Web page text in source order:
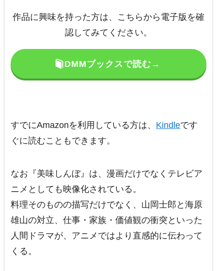
作品に興味を持った方は、こちらから電子版を確
認してみてください。
DMMブックスで読む→
すでにAmazonを利用している方は、 Kindleです
ぐに読むこともできます。
なお『美味しんぼ』は、漫画だけでなくテレビア
ニメとしても映像化されている。
料理そのものの描写だけでなく、山岡士郎と海原
雄山の対立、仕事・家族・価値観の衝突といった
人間ドラマが、アニメではより直感的に伝わって
くる。